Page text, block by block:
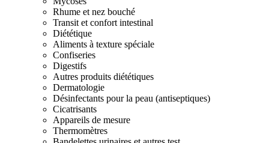
Rhume et nez bouché
Transit et confort intestinal
Diététique
Aliments à texture spéciale
Confiseries
Digestifs
Autres produits diététiques
Dermatologie
Désinfectants pour la peau (antiseptiques)
Cicatrisants
Appareils de mesure
Thermomètres